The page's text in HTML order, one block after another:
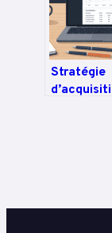
Stratégie